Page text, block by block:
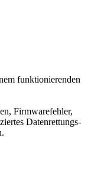
funktionierenden
Firmwarefehler,
Datenrettungs-